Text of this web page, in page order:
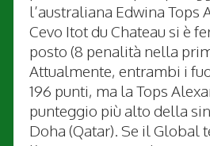
l’australiana Edwina Tops
Cevo Itot du Chateau si è
posto (8 penalità nella
Attualmente, entrambi i
196 punti, ma la Tops
punteggio più alto della
Doha (Qatar). Se il Global